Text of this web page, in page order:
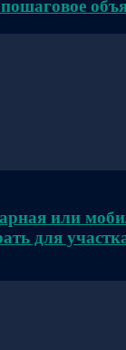
или
для